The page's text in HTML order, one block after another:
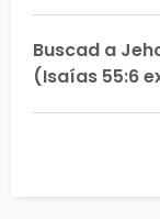
Buscad a
(Isaías 55:6